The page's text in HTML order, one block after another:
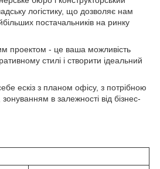
логістику, що дозволяє нам
постачальників на ринку
проектом - це ваша можливість
стилі і створити ідеальний
ескіз з планом офісу, з потрібною
зонуванням в залежності від бізнес-